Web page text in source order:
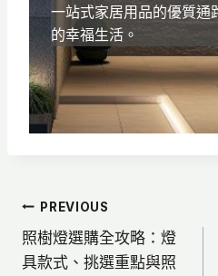
一站式家居用品的優質通
的幸福生活。
文
章
PREVIOUS
照樹燈選購全攻略：燈
具款式、挑選重點與照